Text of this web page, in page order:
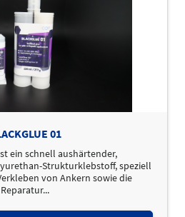
01
ein schnell aushärtender,
Strukturklebstoff, speziell
von Ankern sowie die
Reparatur...